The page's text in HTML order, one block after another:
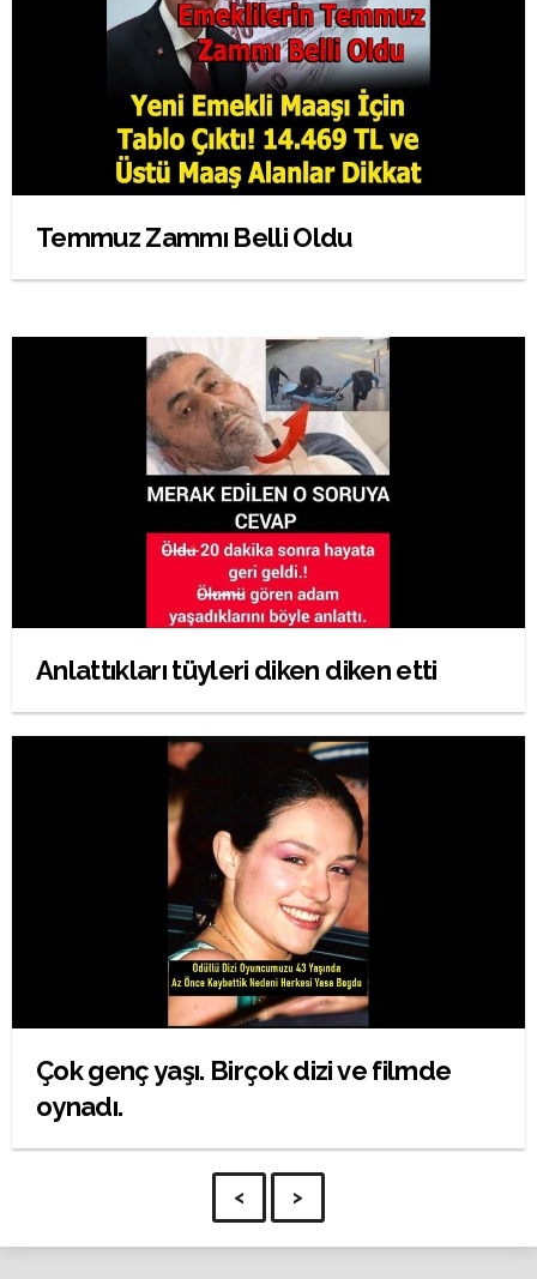
Temmuz Zammı Belli Oldu
Anlattıkları tüyleri diken diken etti
Çok genç yaşı. Birçok dizi ve filmde
oynadı.
< >